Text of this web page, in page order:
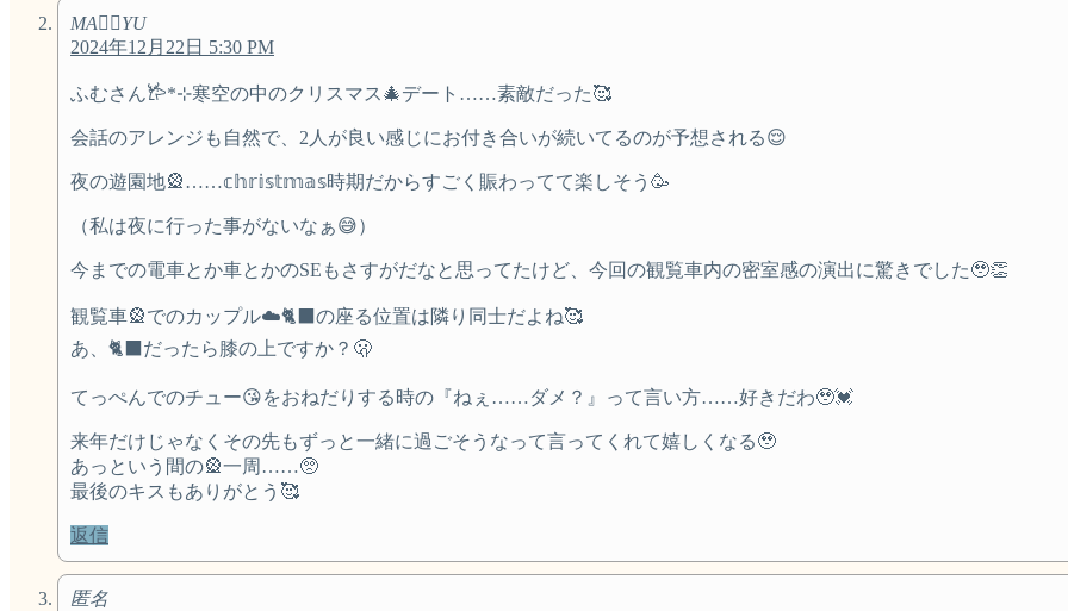
MA♡⃛YU
2024年12月22日 5:30 PM
ふむさん𐂂*⊹寒空の中のクリスマス🎄デート……素敵だった🥰
会話のアレンジも自然で、2人が良い感じにお付き合いが続いてるのが予想される😌
夜の遊園地🎡……𝕔𝕙𝕣𝕚𝕤𝕥𝕞𝕒𝕤時期だからすごく賑わってて楽しそう🥳
（私は夜に行った事がないなぁ😅）
今までの電車とか車とかのSEもさすがだなと思ってたけど、今回の観覧車内の密室感の演出に驚きでした🥹👏
観覧車🎡でのカップル☁️🐈‍⬛の座る位置は隣り同士だよね🥰
あ、🐈‍⬛だったら膝の上ですか？🫢
てっぺんでのチュー😘をおねだりする時の『ねぇ……ダメ？』って言い方……好きだわ🥹💓
来年だけじゃなくその先もずっと一緒に過ごそうなって言ってくれて嬉しくなる🥹
あっという間の🎡一周……🥺
最後のキスもありがとう🥰
返信
匿名